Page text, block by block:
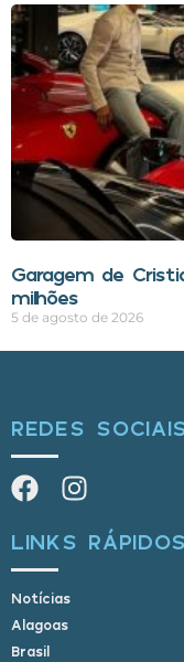
Garagem de
milhões
5 de agosto de 2026
REDES
LINKS RÁPIDOS
Notícias
Alagoas
Brasil